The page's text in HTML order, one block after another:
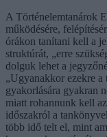
A Történelemtanárok
működésére,
órákon tanítani kell a
struktúrát, „erre
dolguk lehet a
„Ugyanakkor ezekre a
gyakorlására gyakran
miatt rohannunk kell
időszakról a
több idő telt el, mint